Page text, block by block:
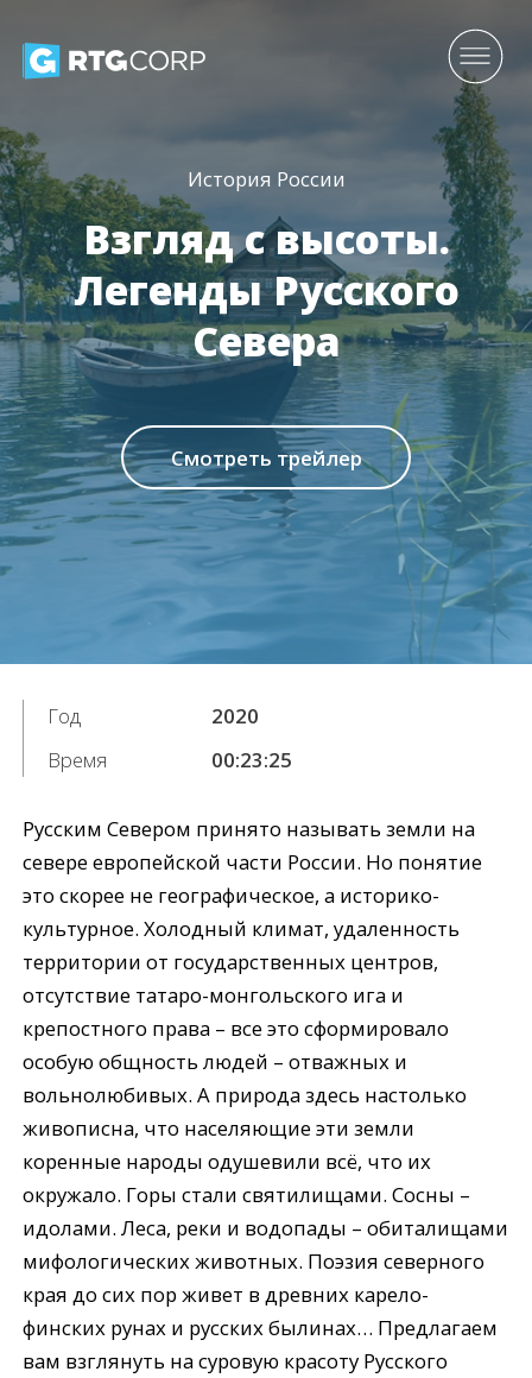
История России
Взгляд с высоты.
Легенды Русского
Севера
Смотреть трейлер
Год
2020
Время
00:23:25
Русским Севером принято называть земли на
севере европейской части России. Но понятие
это скорее не географическое, а историко-
культурное. Холодный климат, удаленность
территории от государственных центров,
отсутствие татаро-монгольского ига и
крепостного права – все это сформировало
особую общность людей – отважных и
вольнолюбивых. А природа здесь настолько
живописна, что населяющие эти земли
коренные народы одушевили всё, что их
окружало. Горы стали святилищами. Сосны –
идолами. Леса, реки и водопады – обиталищами
мифологических животных. Поэзия северного
края до сих пор живет в древних карело-
финских рунах и русских былинах… Предлагаем
вам взглянуть на суровую красоту Русского